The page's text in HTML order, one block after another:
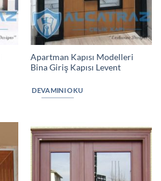
Apartman Kapısı Modelleri
Bina Giriş Kapısı Levent
DEVAMINI OKU